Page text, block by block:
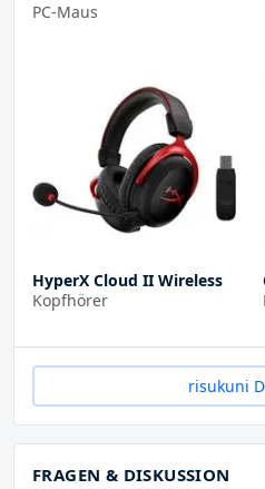
PC-Maus
HyperX Cloud II Wireless
Kopfhörer
risukuni
FRAGEN & DISKUSSION